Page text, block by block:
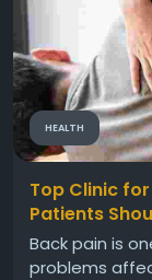
HEALTH
Top Clinic
Patients
Back pain is
problems